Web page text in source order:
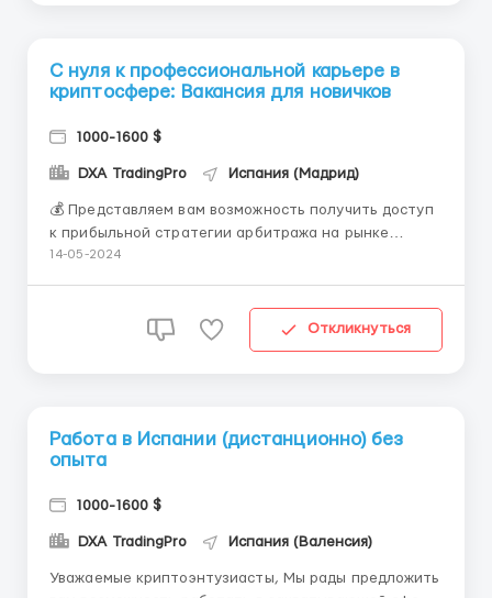
С нуля к профессиональной карьере в
криптосфере: Вакансия для новичков
1000-1600 $
DXA TradingPro Испания (Мадрид)
💰 Представляем вам возможность получить доступ
к прибыльной стратегии арбитража на рынке
криптовалют, которая позволяет зарабатывать на
стратегия: Мы предоставляем вам проверенную и
эффективную стратегию арб...
14-05-2024
Откликнуться
Работа в Испании (дистанционно) без
опыта
1000-1600 $
DXA TradingPro Испания (Валенсия)
Уважаемые криптоэнтузиасты, Мы рады предложить